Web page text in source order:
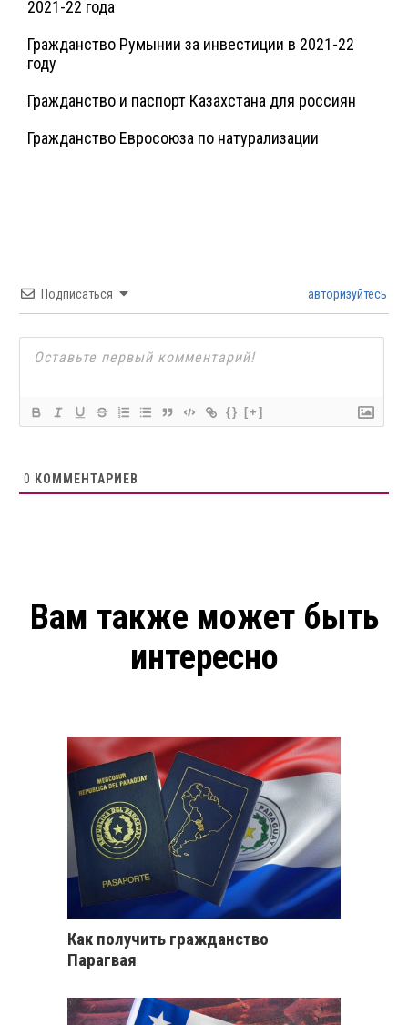
2021-22 года
Гражданство Румынии за инвестиции в 2021-22
году
Гражданство и паспорт Казахстана для россиян
Гражданство Евросоюза по натурализации
Подписаться авторизуйтесь
{} [+]
0 КОММЕНТАРИЕВ
Вам также может быть
интересно
Как получить гражданство
Парагвая